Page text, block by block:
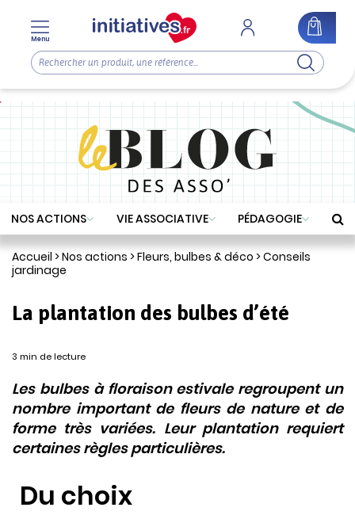
NOS ACTIONS VIE ASSOCIATIVE PÉDAGOGIE
Accueil >Nos actions >Fleurs, bulbes & déco >Conseils
jardinage
La plantation des bulbes d’été
3 min de lecture
Les bulbes à floraison estivale regroupent un
nombre important de fleurs de nature et de
forme très variées. Leur plantation requiert
certaines règles particulières.
Du choix
Menu